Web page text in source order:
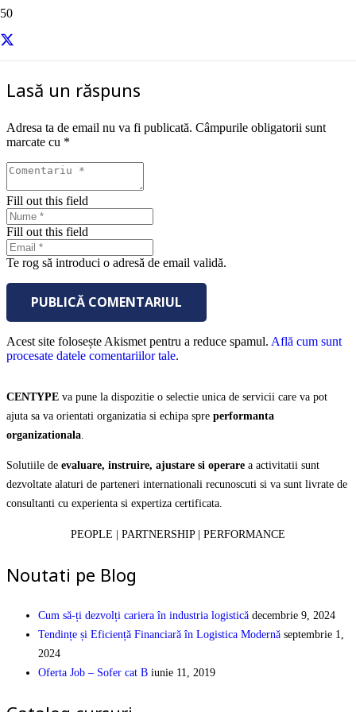
Lasă un răspuns
Adresa ta de email nu va fi publicată. Câmpurile obligatorii sunt
marcate cu *
Fill out this field
Fill out this field
Te rog să introduci o adresă de email validă.
PUBLICĂ COMENTARIUL
Acest site folosește Akismet pentru a reduce spamul. Află cum sunt
procesate datele comentariilor tale.
CENTYPE va pune la dispozitie o selectie unica de servicii care va pot
ajuta sa va orientati organizatia si echipa spre performanta
organizationala
Solutiile de evaluare, instruire, ajustare si operare a activitatii sunt
dezvoltate alaturi de parteneri internationali recunoscuti si va sunt livrate de
consultanti cu experienta si expertiza certificata.
PEOPLE | PARTNERSHIP | PERFORMANCE
Noutati pe Blog
Cum să-ți dezvolți cariera în industria logistică decembrie 9, 2024
Tendințe și Eficiență Financiară în Logistica Modernă septembrie 1,
2024
Oferta Job – Sofer cat B iunie 11, 2019